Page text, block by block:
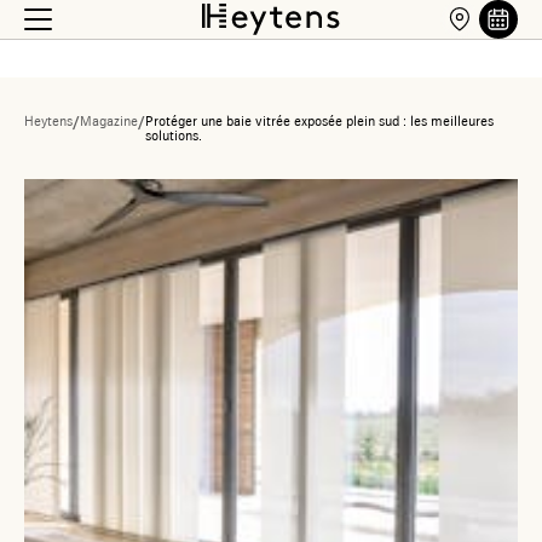
Heytens/Magazine/Protéger une baie vitrée exposée plein sud : les meilleures
solutions.